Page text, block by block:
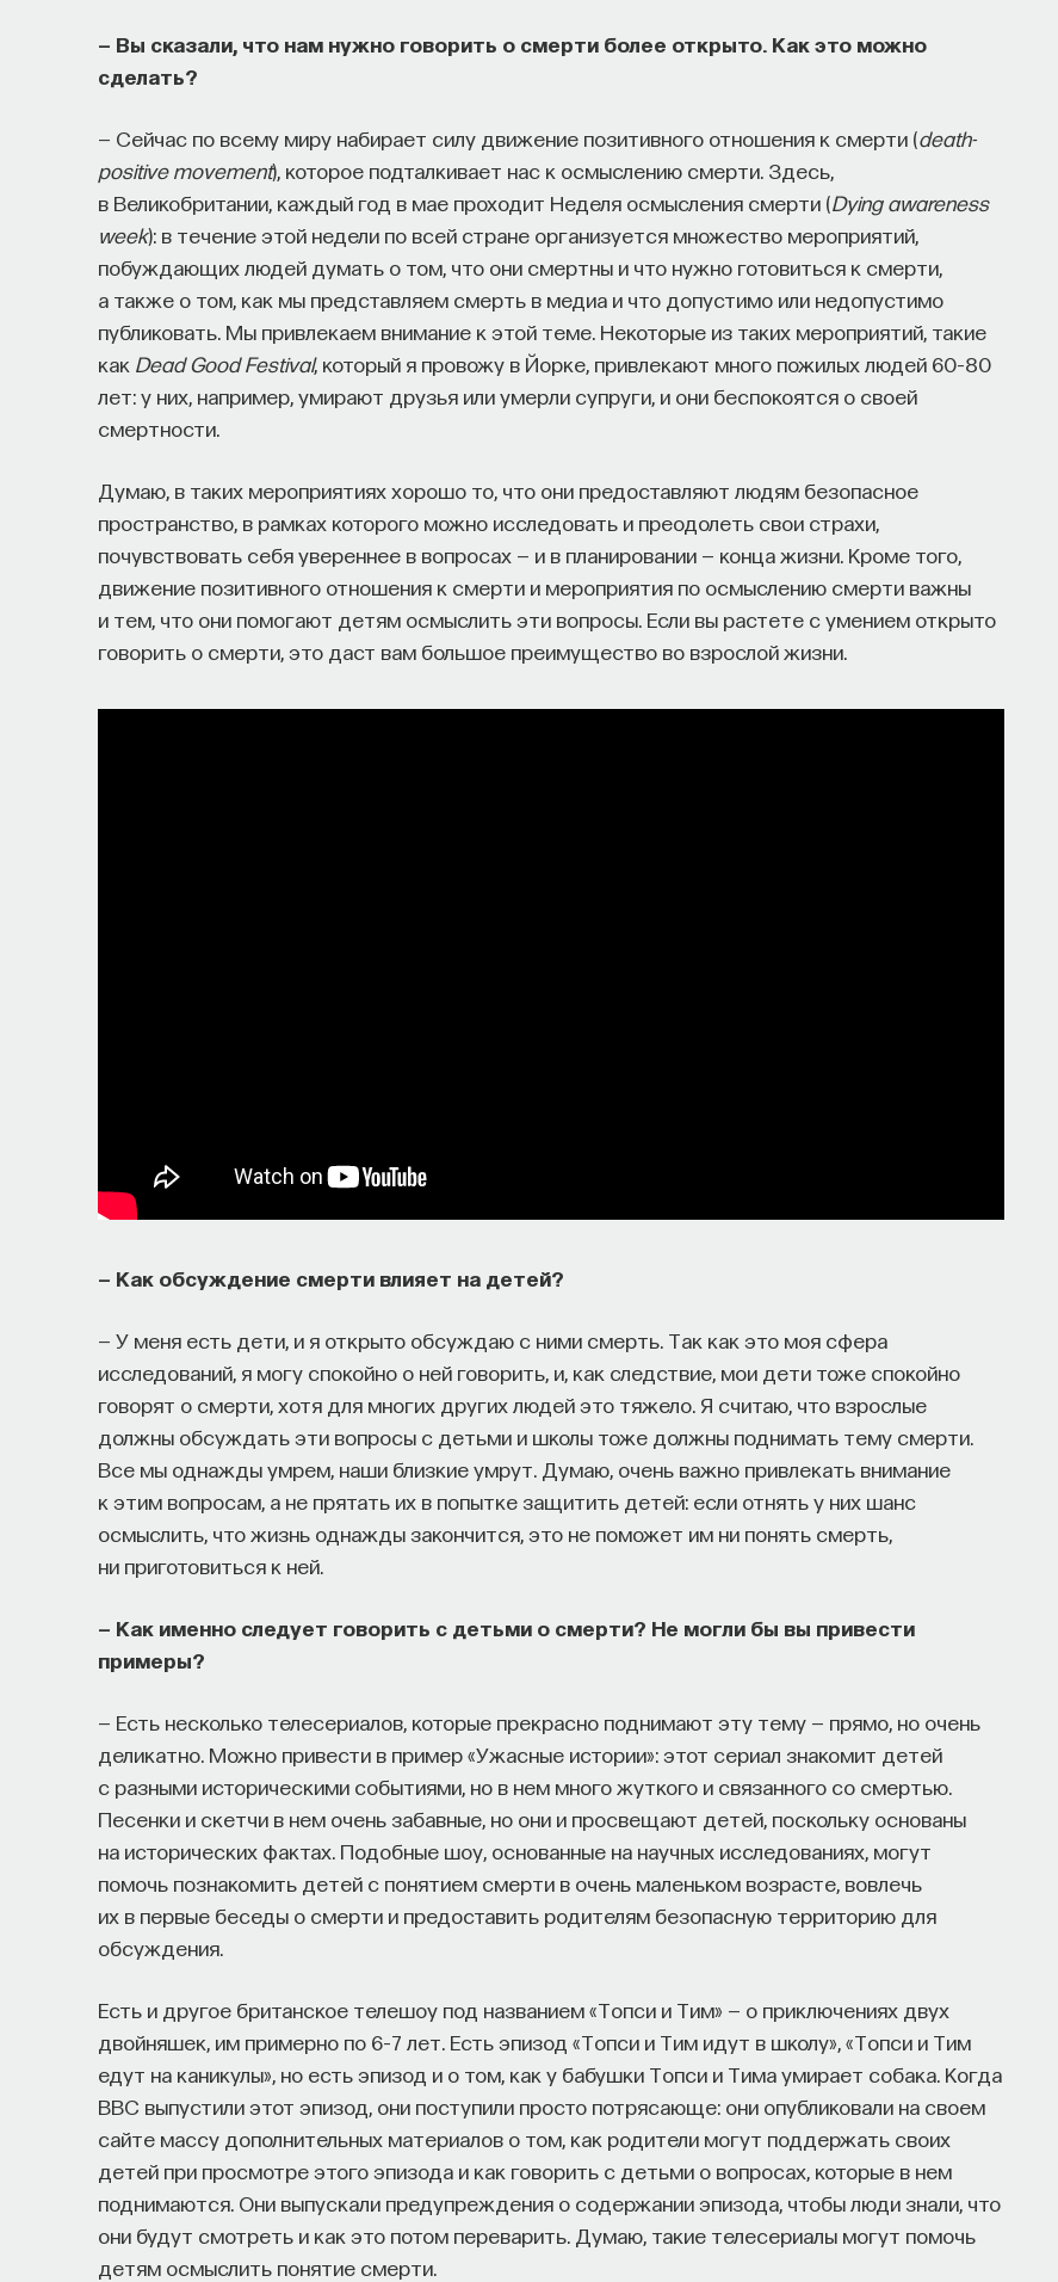
— Вы сказали, что нам нужно говорить о смерти более открыто. Как это можно
сделать?
— Сейчас по всему миру набирает силу движение позитивного отношения к смерти (death-
positive movement), которое подталкивает нас к осмыслению смерти. Здесь,
в Великобритании, каждый год в мае проходит Неделя осмысления смерти (Dying awareness
week): в течение этой недели по всей стране организуется множество мероприятий,
побуждающих людей думать о том, что они смертны и что нужно готовиться к смерти,
а также о том, как мы представляем смерть в медиа и что допустимо или недопустимо
публиковать. Мы привлекаем внимание к этой теме. Некоторые из таких мероприятий, такие
как Dead Good Festival, который я провожу в Йорке, привлекают много пожилых людей 60–80
лет: у них, например, умирают друзья или умерли супруги, и они беспокоятся о своей
смертности.
Думаю, в таких мероприятиях хорошо то, что они предоставляют людям безопасное
пространство, в рамках которого можно исследовать и преодолеть свои страхи,
почувствовать себя увереннее в вопросах — и в планировании — конца жизни. Кроме того,
движение позитивного отношения к смерти и мероприятия по осмыслению смерти важны
и тем, что они помогают детям осмыслить эти вопросы. Если вы растете с умением открыто
говорить о смерти, это даст вам большое преимущество во взрослой жизни.
— Как обсуждение смерти влияет на детей?
— У меня есть дети, и я открыто обсуждаю с ними смерть. Так как это моя сфера
исследований, я могу спокойно о ней говорить, и, как следствие, мои дети тоже спокойно
говорят о смерти, хотя для многих других людей это тяжело. Я считаю, что взрослые
должны обсуждать эти вопросы с детьми и школы тоже должны поднимать тему смерти.
Все мы однажды умрем, наши близкие умрут. Думаю, очень важно привлекать внимание
к этим вопросам, а не прятать их в попытке защитить детей: если отнять у них шанс
осмыслить, что жизнь однажды закончится, это не поможет им ни понять смерть,
ни приготовиться к ней.
— Как именно следует говорить с детьми о смерти? Не могли бы вы привести
примеры?
— Есть несколько телесериалов, которые прекрасно поднимают эту тему — прямо, но очень
деликатно. Можно привести в пример «Ужасные истории»: этот сериал знакомит детей
с разными историческими событиями, но в нем много жуткого и связанного со смертью.
Песенки и скетчи в нем очень забавные, но они и просвещают детей, поскольку основаны
на исторических фактах. Подобные шоу, основанные на научных исследованиях, могут
помочь познакомить детей с понятием смерти в очень маленьком возрасте, вовлечь
их в первые беседы о смерти и предоставить родителям безопасную территорию для
обсуждения.
Есть и другое британское телешоу под названием «Топси и Тим» — о приключениях двух
двойняшек, им примерно по 6–7 лет. Есть эпизод «Топси и Тим идут в школу», «Топси и Тим
едут на каникулы», но есть эпизод и о том, как у бабушки Топси и Тима умирает собака. Когда
BBC выпустили этот эпизод, они поступили просто потрясающе: они опубликовали на своем
сайте массу дополнительных материалов о том, как родители могут поддержать своих
детей при просмотре этого эпизода и как говорить с детьми о вопросах, которые в нем
поднимаются. Они выпускали предупреждения о содержании эпизода, чтобы люди знали, что
они будут смотреть и как это потом переварить. Думаю, такие телесериалы могут помочь
детям осмыслить понятие смерти.